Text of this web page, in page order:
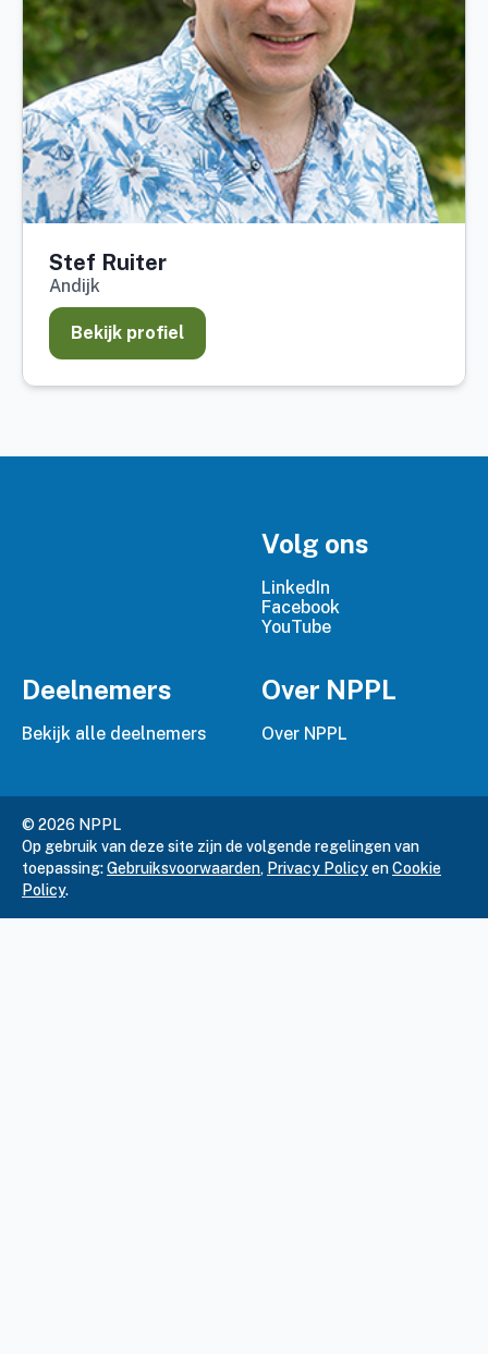
Stef Ruiter
Andijk
Bekijk profiel
Volg ons
LinkedIn
Facebook
YouTube
Deelnemers
Bekijk alle deelnemers
Over NPPL
Over NPPL
© 2026 NPPL
Op gebruik van deze site zijn de volgende regelingen van
toepassing:Gebruiksvoorwaarden, Privacy PolicyenCookie
Policy.